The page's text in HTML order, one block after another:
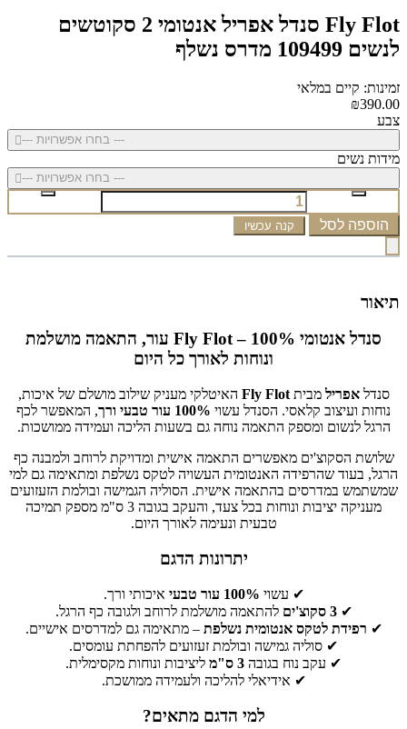
Fly Flot סנדל אפריל אנטומי 2 סקוטשים
לנשים 109499 מדרס נשלף
זמינות: קיים במלאי
₪390.00
צבע
--- בחרו אפשרויות ---
מידות נשים
--- בחרו אפשרויות ---
הוספה לסל קנה עכשיו
תיאור
סנדל אנטומי Fly Flot – 100% עור, התאמה מושלמת
ונוחות לאורך כל היום
סנדלאפריל מביתFly Flot האיטלקי מעניק שילוב מושלם של איכות,
נוחות ועיצוב קלאסי. הסנדל עשוי 100% עור טבעי ורך
, המאפשר לכף
הרגל לנשום ומספק התאמה נוחה גם בשעות הליכה ועמידה ממושכות.
שלושת הסקוצ'ים מאפשרים התאמה אישית ומדויקת לרוחב ולמבנה כף
הרגל, בעוד שהרפידה האנטומית העשויה לטקס נשלפת ומתאימה גם למי
שמשתמש במדרסים בהתאמה אישית. הסוליה הגמישה ובולמת הזעזועים
מעניקה יציבות ונוחות בכל צעד, והעקב בגובה 3 ס"מ מספק תמיכה
טבעית ונעימה לאורך היום.
יתרונות הדגם
✔ עשוי 100% עור טבעי
איכותי ורך.
✔3 סקוצ'ים
להתאמה מושלמת לרוחב ולגובה כף הרגל.
✔ רפידת לטקס אנטומית נשלפת – מתאימה גם למדרסים אישיים.
✔ סוליה גמישה ובולמת זעזועים להפחתת עומסים.
✔ עקב נוח בגובה 3 ס"מ
ליציבות ונוחות מקסימלית.
✔ אידיאלי להליכה ולעמידה ממושכת.
למי הדגם מתאים?